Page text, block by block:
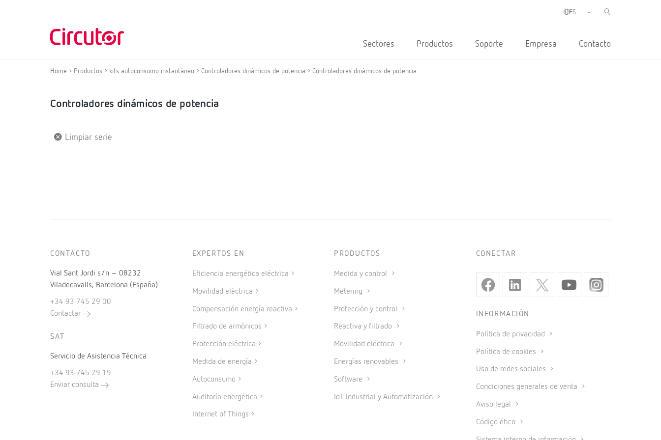
Sectores Productos Soporte Empresa Contacto
Home Productos kits autoconsumo instantáneo Controladores dinámicos de potencia Controladores dinámicos de potencia
Controladores dinámicos de potencia
Limpiar serie
CONTACTO
Vial Sant Jordi s/n – 08232
Viladecavalls, Barcelona (España)
+34 93 745 29 00
Contactar
SAT
Servicio de Asistencia Técnica
+34 93 745 29 19
Enviar consulta
EXPERTOS EN
Eficiencia energética eléctrica
Movilidad eléctrica
Compensación energía reactiva
Filtrado de armónicos
Protección eléctrica
Medida de energía
Autoconsumo
Auditoría energética
Internet of Things
PRODUCTOS
Medida y control
Metering
Protección y control
Reactiva y filtrado
Movilidad eléctrica
Energías renovables
Software
IoT Industrial y Automatización
CONECTAR
INFORMACIÓN
Política de privacidad
Política de cookies
Uso de redes sociales
Condiciones generales de venta
Aviso legal
Código ético